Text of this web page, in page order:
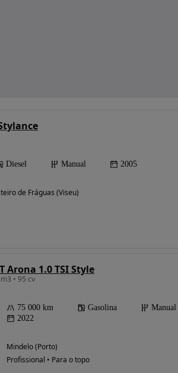
Diesel Manual 2005
de Fráguas (Viseu)
Arona 1.0 TSI Style
• 95 cv
75 000 km Gasolina
Manual
2022
Mindelo (Porto)
Profissional • Para o topo